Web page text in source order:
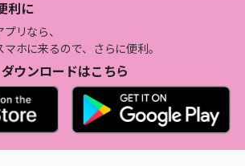
利に
リなら、
ホに来るので、さらに便利。
ダウンロードはこちら